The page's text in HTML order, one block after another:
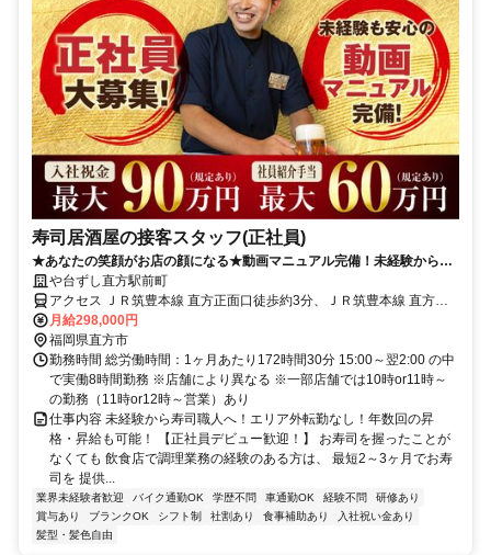
寿司居酒屋の接客スタッフ(正社員)
★あなたの笑顔がお店の顔になる★動画マニュアル完備！未経験からで
も接客マナーをイチから習得できます！
や台ずし直方駅前町
アクセス ＪＲ筑豊本線 直方正面口徒歩約3分、ＪＲ筑豊本線 直方正
面口徒歩約3分、筑豊電気鉄道 筑豊直方徒歩約7分
月給298,000円
福岡県直方市
勤務時間 総労働時間：1ヶ月あたり172時間30分 15:00～翌2:00 の中
で実働8時間勤務 ※店舗により異なる ※一部店舗では10時or11時～
の勤務（11時or12時～営業）あり
仕事内容 未経験から寿司職人へ！エリア外転勤なし！年数回の昇
格・昇給も可能！ 【正社員デビュー歓迎！】 お寿司を握ったことが
なくても 飲食店で調理業務の経験のある方は、 最短2～3ヶ月でお寿
司を 提供...
業界未経験者歓迎 バイク通勤OK 学歴不問 車通勤OK 経験不問
研修あり
賞与あり
ブランクOK シフト制 社割あり 食事補助あり
入社祝い金あり
髪型・髪色自由